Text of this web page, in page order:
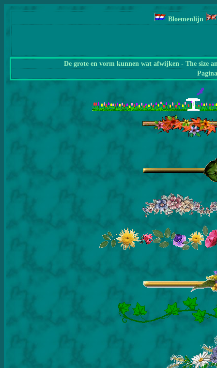
Bloemenlijn
De grote en vorm kunnen wat afwijken - The size